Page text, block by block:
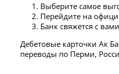
Выберите самое
Перейдите на
Банк свяжется с
Дебетовые карточки Ак
переводы по Перми,